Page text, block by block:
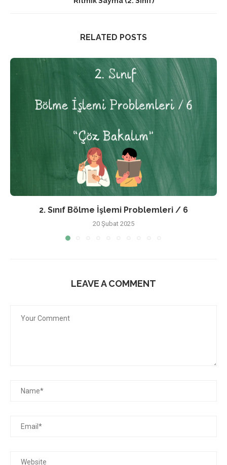
RELATED POSTS
2. Sınıf Bölme İşlemi Problemleri / 6
20 Şubat 2025
LEAVE A COMMENT